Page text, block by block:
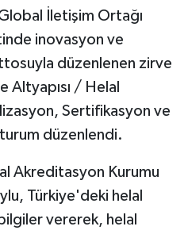
İletişim Ortağı
inovasyon ve
düzenlenen zirve
Altyapısı / Helal
Sertifikasyon ve
düzenlendi.
Akreditasyon Kurumu
Türkiye'deki helal
vererek, helal